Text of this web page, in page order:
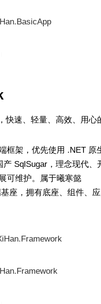
快速、轻量、高效、用心
框架，优先使用 .NET 原
SqlSugar，理念现代、
可维护。属于曦寒懿
座，拥有底座、组件、